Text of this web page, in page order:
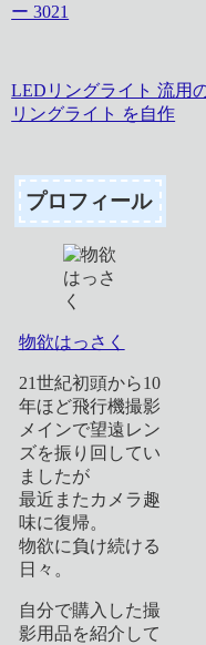
ー 3021
LEDリングライト 流用
リングライト を自作
プロフィール
物欲はっさく
21世紀初頭から10
年ほど飛行機撮影
メインで望遠レン
ズを振り回してい
ましたが
最近またカメラ趣
味に復帰。
物欲に負け続ける
日々。
自分で購入した撮
影用品を紹介して